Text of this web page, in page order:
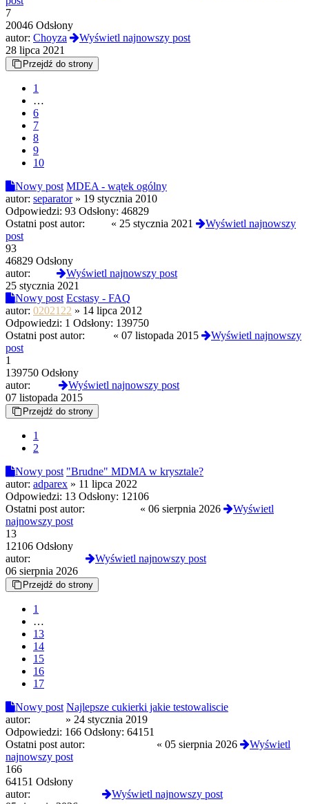
7
20046 Odsłony
autor: Choyza
Wyświetl najnowszy post
28 lipca 2021
Przejdź do strony
1
…
6
7
8
9
10
Nowy post MDEA - wątek ogólny
autor: separator» 19 stycznia 2010
Odpowiedzi: 93 Odsłony: 46829
Ostatni post autor:
« 25 stycznia 2021
Wyświetl najnowszy
post
93
46829 Odsłony
autor:
Wyświetl najnowszy post
25 stycznia 2021
Nowy post Ecstasy - FAQ
autor: 0202122 » 14 lipca 2012
Odpowiedzi: 1 Odsłony: 139750
Ostatni post autor:
« 07 listopada 2015
Wyświetl najnowszy
post
1
139750 Odsłony
autor:
Wyświetl najnowszy post
07 listopada 2015
Przejdź do strony
1
2
Nowy post "Brudne" MDMA w krysztale?
autor: adparex » 11 lipca 2022
Odpowiedzi: 13 Odsłony: 12106
Ostatni post autor:
« 06 sierpnia 2026
Wyświetl
najnowszy post
13
12106 Odsłony
autor:
Wyświetl najnowszy post
06 sierpnia 2026
Przejdź do strony
1
…
13
14
15
16
17
Nowy post Najlepsze cukierki jakie testowaliscie
autor:
» 24 stycznia 2019
Odpowiedzi: 166 Odsłony: 64151
Ostatni post autor:
« 05 sierpnia 2026
Wyświetl
najnowszy post
166
64151 Odsłony
autor:
Wyświetl najnowszy post